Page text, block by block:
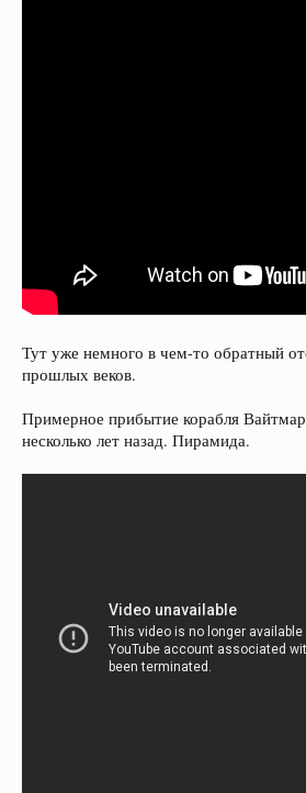
Тут уже немного в чем-то обратный
прошлых веков.
Примерное прибытие корабля
несколько лет назад. Пирамида.